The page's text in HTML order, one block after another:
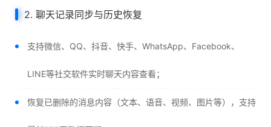
2. 聊天记录同步与历史恢复
支持微信、QQ、抖音、快手、WhatsApp、Facebook、
LINE等社交软件实时聊天内容查看；
恢复已删除的消息内容（文本、语音、视频、图片等），支持